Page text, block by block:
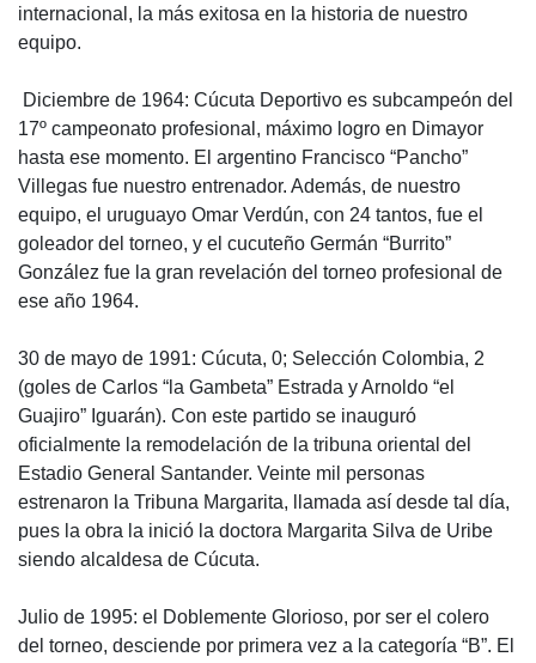
internacional, la más exitosa en la historia de nuestro
equipo.
 Diciembre de 1964: Cúcuta Deportivo es subcampeón del
17º campeonato profesional, máximo logro en Dimayor
hasta ese momento. El argentino Francisco “Pancho”
Villegas fue nuestro entrenador. Además, de nuestro
equipo, el uruguayo Omar Verdún, con 24 tantos, fue el
goleador del torneo, y el cucuteño Germán “Burrito”
González fue la gran revelación del torneo profesional de
ese año 1964.
30 de mayo de 1991: Cúcuta, 0; Selección Colombia, 2
(goles de Carlos “la Gambeta” Estrada y Arnoldo “el
Guajiro” Iguarán). Con este partido se inauguró
oficialmente la remodelación de la tribuna oriental del
Estadio General Santander. Veinte mil personas
estrenaron la Tribuna Margarita, llamada así desde tal día,
pues la obra la inició la doctora Margarita Silva de Uribe
siendo alcaldesa de Cúcuta.
Julio de 1995: el Doblemente Glorioso, por ser el colero
del torneo, desciende por primera vez a la categoría “B”. El